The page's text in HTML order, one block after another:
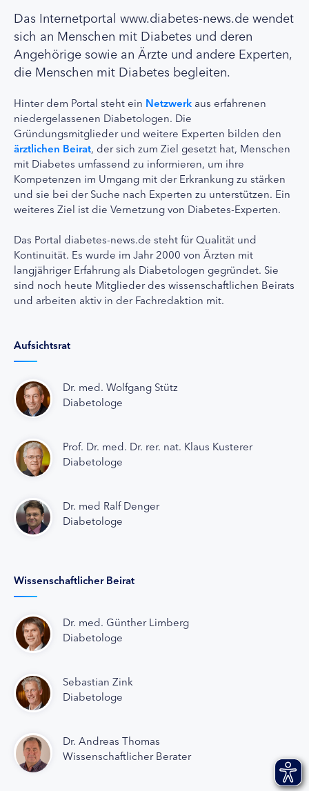
Das Internetportal www.diabetes-news.de wendet
sich an Menschen mit Diabetes und deren
Angehörige sowie an Ärzte und andere Experten,
die Menschen mit Diabetes begleiten.
Hinter dem Portal steht ein Netzwerk aus erfahrenen
niedergelassenen Diabetologen. Die
Gründungsmitglieder und weitere Experten bilden den
ärztlichen Beirat, der sich zum Ziel gesetzt hat, Menschen
mit Diabetes umfassend zu informieren, um ihre
Kompetenzen im Umgang mit der Erkrankung zu stärken
und sie bei der Suche nach Experten zu unterstützen. Ein
weiteres Ziel ist die Vernetzung von Diabetes-Experten.
Das Portal diabetes-news.de steht für Qualität und
Kontinuität. Es wurde im Jahr 2000 von Ärzten mit
langjähriger Erfahrung als Diabetologen gegründet. Sie
sind noch heute Mitglieder des wissenschaftlichen Beirats
und arbeiten aktiv in der Fachredaktion mit.
Aufsichtsrat
Dr. med. Wolfgang Stütz
Diabetologe
Prof. Dr. med. Dr. rer. nat. Klaus Kusterer
Diabetologe
Dr. med Ralf Denger
Diabetologe
Wissenschaftlicher Beirat
Dr. med. Günther Limberg
Diabetologe
Sebastian Zink
Diabetologe
Dr. Andreas Thomas
Wissenschaftlicher Berater